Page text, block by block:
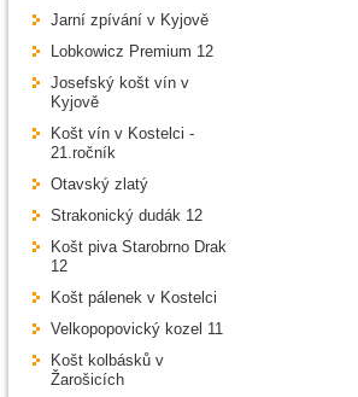
Jarní zpívání v Kyjově
Lobkowicz Premium 12
Josefský košt vín v
Kyjově
Košt vín v Kostelci -
21.ročník
Otavský zlatý
Strakonický dudák 12
Košt piva Starobrno Drak
12
Košt pálenek v Kostelci
Velkopopovický kozel 11
Košt kolbásků v
Žarošicích